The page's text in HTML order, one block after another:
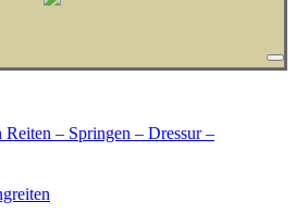
Reiten – Springen – Dressur –